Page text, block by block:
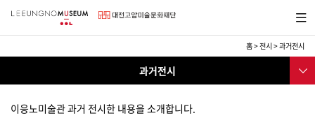
메
전
홈>전시 >과거전시
과거전시
이응노미술관 과거 전시한 내용을 소개합니다.